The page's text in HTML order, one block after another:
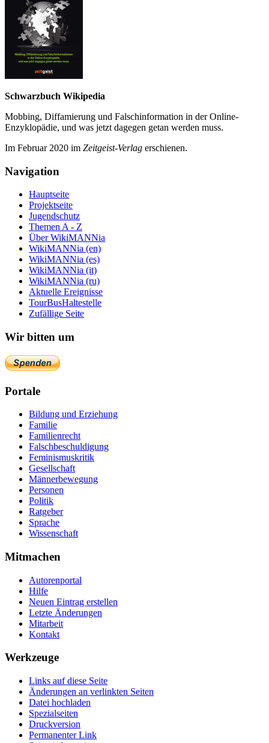
Schwarzbuch Wikipedia
Mobbing, Diffamierung und Falsch­information in der Online-
Enzyklo­pädie, und was jetzt da­gegen getan werden muss.
Im Februar 2020 im Zeit­geist-Verlag erschienen.
Navigation
Hauptseite
Projektseite
Jugendschutz
Themen A - Z
Über WikiMANNia
WikiMANNia (en)
WikiMANNia (es)
WikiMANNia (it)
WikiMANNia (ru)
Aktuelle Ereignisse
TourBusHaltestelle
Zufällige Seite
Wir bitten um
Portale
Bildung und Erziehung
Familie
Familienrecht
Falschbeschuldigung
Feminismuskritik
Gesellschaft
Männerbewegung
Personen
Politik
Ratgeber
Sprache
Wissenschaft
Mitmachen
Autorenportal
Hilfe
Neuen Eintrag erstellen
Letzte Änderungen
Mitarbeit
Kontakt
Werkzeuge
Links auf diese Seite
Änderungen an verlinkten Seiten
Datei hochladen
Spezialseiten
Druckversion
Permanenter Link